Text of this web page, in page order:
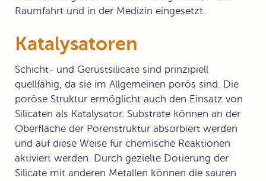
Raumfahrt und in der Medizin eingesetzt.
Katalysatoren
Schicht- und Gerüstsilicate sind prinzipiell
quellfähig, da sie im Allgemeinen porös sind. Die
poröse Struktur ermöglicht auch den Einsatz von
Silicaten als Katalysator. Substrate können an der
Oberfläche der Porenstruktur absorbiert werden
und auf diese Weise für chemische Reaktionen
aktiviert werden. Durch gezielte Dotierung der
Silicate mit anderen Metallen können die sauren